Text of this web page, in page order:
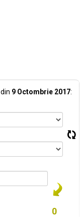
din 9 Octombrie 2017: